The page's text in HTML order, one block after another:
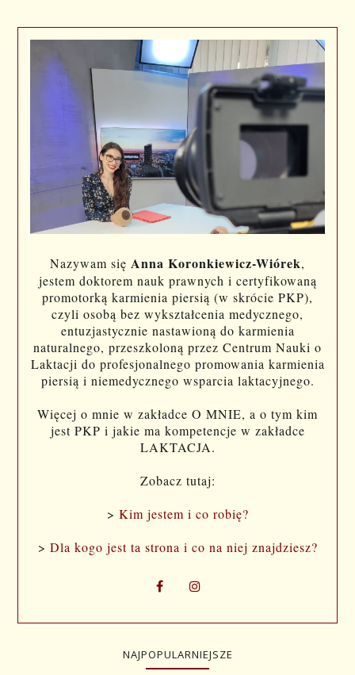
Nazywam się Anna Koronkiewicz-Wiórek,
jestem doktorem nauk prawnych i certyfikowaną
promotorką karmienia piersią (w skrócie PKP),
czyli osobą bez wykształcenia medycznego,
entuzjastycznie nastawioną do karmienia
naturalnego, przeszkoloną przez Centrum Nauki o
Laktacji do profesjonalnego promowania karmienia
piersią i niemedycznego wsparcia laktacyjnego.
Więcej o mnie w zakładce O MNIE, a o tym kim
jest PKP i jakie ma kompetencje w zakładce
LAKTACJA.
Zobacz tutaj:
> Kim jestem i co robię?
> Dla kogo jest ta strona i co na niej znajdziesz?
NAJPOPULARNIEJSZE